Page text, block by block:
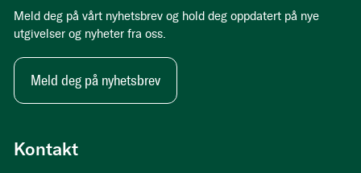
Kontakt
Meld deg på vårt nyhetsbrev og hold deg oppdatert på nye
utgivelser og nyheter fra oss.
Meld deg på nyhetsbrev